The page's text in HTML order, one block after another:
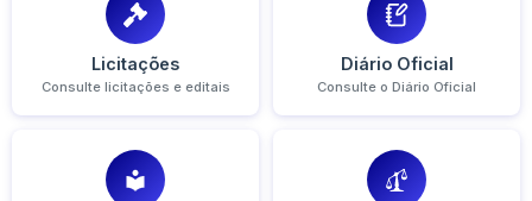
Licitações
Consulte licitações e editais
Diário Oficial
Consulte o Diário Oficial